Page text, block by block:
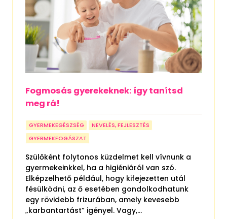
Fogmosás gyerekeknek: így tanítsd
meg rá!
GYERMEKEGÉSZSÉG
NEVELÉS, FEJLESZTÉS
GYERMEKFOGÁSZAT
Szülőként folytonos küzdelmet kell vívnunk a
gyermekeinkkel, ha a higiéniáról van szó.
Elképzelhető például, hogy kifejezetten utál
fésülködni, az ő esetében gondolkodhatunk
egy rövidebb frizurában, amely kevesebb
„karbantartást” igényel. Vagy,...